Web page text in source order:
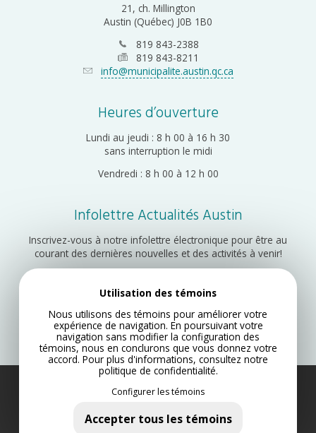
21, ch. Millington
Austin (Québec) J0B 1B0
819 843-2388
819 843-8211
info@municipalite.austin.qc.ca
Heures d’ouverture
Lundi au jeudi : 8 h 00 à 16 h 30
sans interruption le midi
Vendredi : 8 h 00 à 12 h 00
Infolettre Actualités Austin
Inscrivez-vous à notre infolettre électronique pour être au
courant des dernières nouvelles et des activités à venir!
Municipalité d’Austin 2022
Plan du site
Politique de confidentialité
Utilisation des témoins
Nous utilisons des témoins pour améliorer votre
expérience de navigation. En poursuivant votre
navigation sans modifier la configuration des
témoins, nous en conclurons que vous donnez votre
accord. Pour plus d'informations, consultez notre
politique de confidentialité.
Configurer les témoins
Accepter tous les témoins